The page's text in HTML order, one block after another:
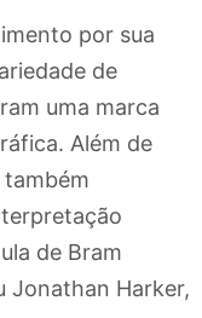
por sua
de
uma marca
Além de
também
de Bram
Jonathan Harker,